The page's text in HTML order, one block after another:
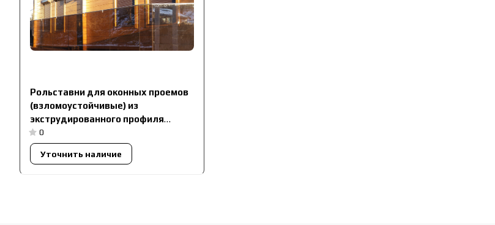
Рольставни для оконных проемов
(взломоустойчивые) из
экструдированного профиля
RHE45M
0
Уточнить наличие